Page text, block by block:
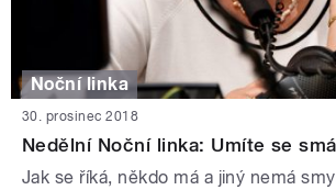
Noční linka
30. prosinec 2018
Nedělní Noční linka: Umíte se
Jak se říká, někdo má a jiný nemá